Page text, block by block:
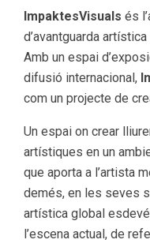
ImpaktesVisuals és
d’avantguarda
Amb un espai
difusió internacional,
com un projecte de
Un espai on crear
artístiques en un
que aporta a l’artista
demés, en les seves
artística global esdevé
l’escena actual, de